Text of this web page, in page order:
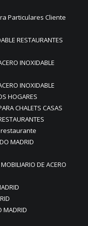
Particulares Cliente
RESTAURANTES
INOXIDABLE
INOXIDABLE
HOGARES
CHALETS CASAS
MADRID
DE ACERO
MADRID